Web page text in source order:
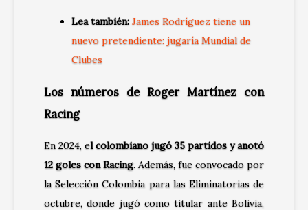
Lea también: James Rodríguez tiene un
nuevo pretendiente: jugaría Mundial de
Clubes
Los números de Roger Martínez con
Racing
En 2024, el colombiano jugó 35 partidos y anotó
12 goles con Racing. Además, fue convocado por
la Selección Colombia para las Eliminatorias de
octubre, donde jugó como titular ante Bolivia,